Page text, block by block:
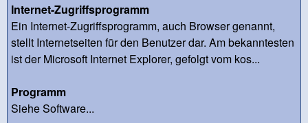
Internet-Zugriffsprogramm
Ein Internet-Zugriffsprogramm, auch Browser genannt,
stellt Internetseiten für den Benutzer dar. Am bekanntesten
ist der Microsoft Internet Explorer, gefolgt vom kos...
Programm
Siehe Software...